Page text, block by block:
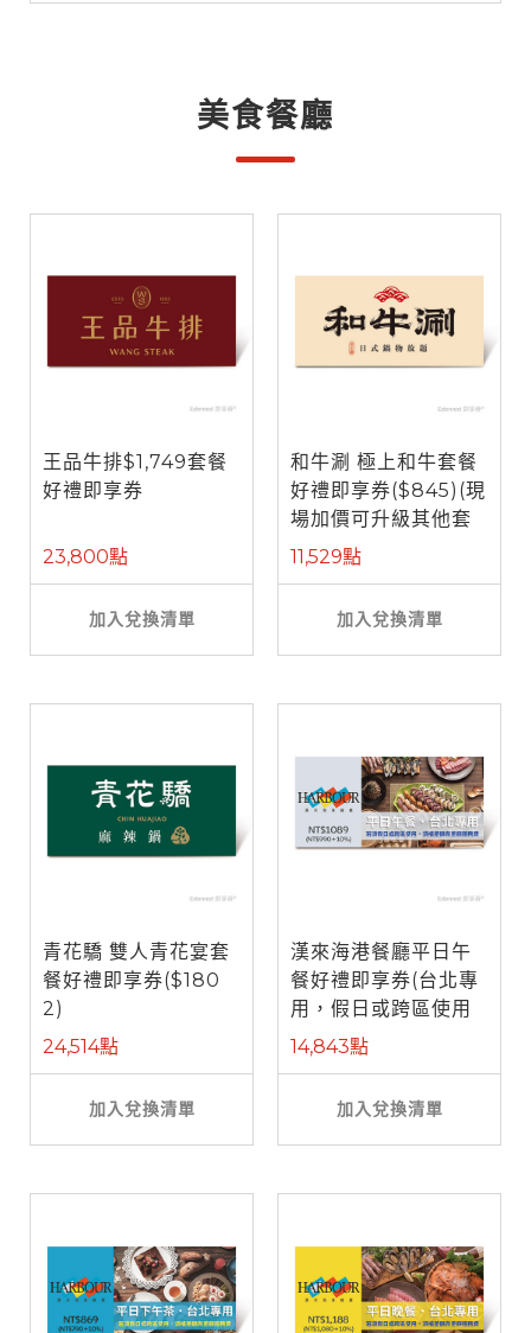
美食餐廳
王品牛排$1,749套餐
好禮即享券
23,800點
加入兌換清單
和牛涮 極上和牛套餐
好禮即享券($845)(現
場加價可升級其他套
餐)
11,529點
加入兌換清單
青花驕 雙人青花宴套
餐好禮即享券($180
2)
24,514點
加入兌換清單
漢來海港餐廳平日午
餐好禮即享券(台北專
用，假日或跨區使用
需補差額)
14,843點
加入兌換清單